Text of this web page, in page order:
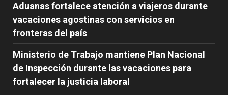
Aduanas fortalece atención a viajeros durante
vacaciones agostinas con servicios en
fronteras del país
Ministerio de Trabajo mantiene Plan Nacional
de Inspección durante las vacaciones para
fortalecer la justicia laboral